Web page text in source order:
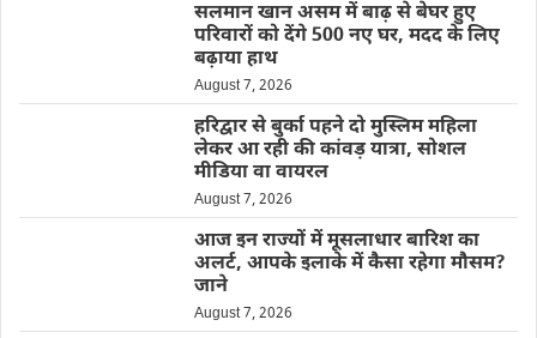
सलमान खान असम में बाढ़ से बेघर हुए
परिवारों को देंगे 500 नए घर, मदद के लिए
बढ़ाया हाथ
August 7, 2026
हरिद्वार से बुर्का पहने दो मुस्लिम महिला
लेकर आ रही की कांवड़ यात्रा, सोशल
मीडिया वा वायरल
August 7, 2026
आज इन राज्यों में मूसलाधार बारिश का
अलर्ट, आपके इलाके में कैसा रहेगा मौसम?
जाने
August 7, 2026